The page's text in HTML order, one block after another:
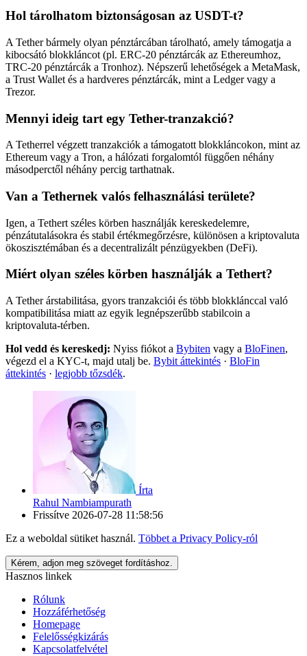
Hol tárolhatom biztonságosan az USDT-t?
A Tether bármely olyan pénztárcában tárolható, amely támogatja a
kibocsátó blokkláncot (pl. ERC-20 pénztárcák az Ethereumhoz,
TRC-20 pénztárcák a Tronhoz). Népszerű lehetőségek a MetaMask,
a Trust Wallet és a hardveres pénztárcák, mint a Ledger vagy a
Trezor.
Mennyi ideig tart egy Tether-tranzakció?
A Tetherrel végzett tranzakciók a támogatott blokkláncokon, mint az
Ethereum vagy a Tron, a hálózati forgalomtól függően néhány
másodperctől néhány percig tarthatnak.
Van a Tethernek valós felhasználási területe?
Igen, a Tethert széles körben használják kereskedelemre,
pénzátutalásokra és stabil értékmegőrzésre, különösen a kriptovaluta
ökoszisztémában és a decentralizált pénzügyekben (DeFi).
Miért olyan széles körben használják a Tethert?
A Tether árstabilitása, gyors tranzakciói és több blokklánccal való
kompatibilitása miatt az egyik legnépszerűbb stabilcoin a
kriptovaluta-térben.
Hol vedd és kereskedj: Nyiss fiókot a Bybiten vagy a BloFinen,
végezd el a KYC-t, majd utalj be. Bybit áttekintés · BloFin
áttekintés · legjobb tőzsdék.
Írta
Rahul Nambiampurath
Frissítve 2026-07-28 11:58:56
Ez a weboldal sütiket használ. Többet a Privacy Policy-ról
Kérem, adjon meg szöveget fordításhoz.
Hasznos linkek
Rólunk
Hozzáférhetőség
Homepage
Felelősségkizárás
Kapcsolatfelvétel